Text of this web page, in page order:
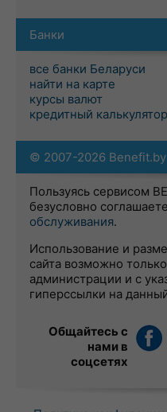
Банки
все банки Беларуси
найти на карте
курсы валют
кредитный калькулятор
© 2007-2026 Benefit.by
Пользуясь сервисом
безусловно
обслуживания.
Использование и
сайта возможно
администрации и с
гиперссылки на
Общайтесь с
нами в
соцсетях